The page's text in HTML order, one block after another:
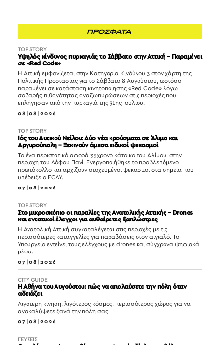
ΠΡΟΣΦΑΤΑ
TOP STORY
Υψηλός κίνδυνος πυρκαγιάς το Σάββατο στην Αττική – Παραμένει
σε «Red Code»
Η Αττική εμφανίζεται στην Κατηγορία Κινδύνου 3 στον χάρτη της
Πολιτικής Προστασίας για το Σάββατο 8 Αυγούστου, ωστόσο
παραμένει σε κατάσταση κινητοποίησης «Red Code» λόγω
σοβαρής πιθανότητας αναζωπυρώσεων στις περιοχές που
επλήγησαν από την πυρκαγιά της 31ης Ιουλίου.
08|08|2026
TOP STORY
Ιός του Δυτικού Νείλου: Δύο νέα κρούσματα σε Άλιμο και
Αργυρούπολη – Ξεκινούν άμεσα ειδικοί ψεκασμοί
Το ένα περιστατικό αφορά 35χρονο κάτοικο του Αλίμου, στην
περιοχή του Λόφου Πανί. Ενεργοποιήθηκε το προβλεπόμενο
πρωτόκολλο και αρχίζουν στοχευμένοι ψεκασμοί στα σημεία που
υπέδειξε ο ΕΟΔΥ.
07|08|2026
TOP STORY
Στο μικροσκόπιο οι παραλίες της Ανατολικής Αττικής – Drones
και εντατικοί έλεγχοι για αυθαίρετες ξαπλώστρες
Η Ανατολική Αττική συγκαταλέγεται στις περιοχές με τις
περισσότερες καταγγελίες για παραβάσεις στον αιγιαλό. Το
Υπουργείο εντείνει τους ελέγχους με drones και σύγχρονα ψηφιακά
μέσα.
07|08|2026
CITY GUIDE
Η Αθήνα του Αυγούστου: πώς να απολαύσετε την πόλη όταν
αδειάζει
Λιγότερη κίνηση, λιγότερος κόσμος, περισσότερος χώρος για να
ανακαλύψετε ξανά την πόλη σας
07|08|2026
ΓΕΥΣΕΙΣ